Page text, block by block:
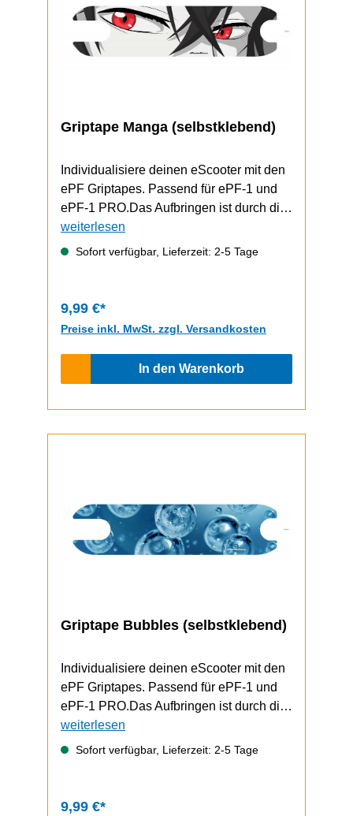
Griptape Manga (selbstklebend)
Individualisiere deinen eScooter mit den
ePF Griptapes. Passend für ePF-1 und
ePF-1 PRO.Das Aufbringen ist durch die
selbstklebende Unterseite schnell und
einfach durchzuführen.ePF-1 / ePF-1
weiterlesen
Sofort verfügbar, Lieferzeit: 2-5 Tage
9,99 €*
Preise inkl. MwSt. zzgl. Versandkosten
In den Warenkorb
Griptape Bubbles (selbstklebend)
Individualisiere deinen eScooter mit den
ePF Griptapes. Passend für ePF-1 und
ePF-1 PRO.Das Aufbringen ist durch die
selbstklebende Unterseite schnell und
einfach durchzuführen.ePF-1 / ePF-1
weiterlesen
Sofort verfügbar, Lieferzeit: 2-5 Tage
9,99 €*